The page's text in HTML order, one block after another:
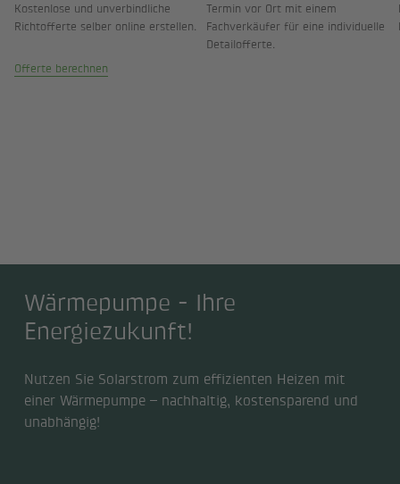
Kostenlose und unverbindliche
Richtofferte selber online erstellen.
Offerte berechnen
Termin vor Ort mit einem
Fachverkäufer für eine individuelle
Detailofferte.
Wärmepumpe - Ihre
Energiezukunft!
Nutzen Sie Solarstrom zum effizienten Heizen mit
einer Wärmepumpe – nachhaltig, kostensparend und
unabhängig!